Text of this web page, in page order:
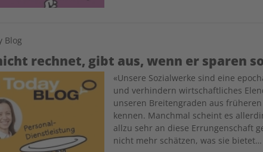
Blog
rechnet, gibt aus, wenn er sparen
«Unsere Sozialwerke sind eine
und verhindern wirtschaftliches
unseren Breitengraden aus
kennen. Manchmal scheint es
allzu sehr an diese Errungenschaft
nicht mehr schätzen, was sie bietet…